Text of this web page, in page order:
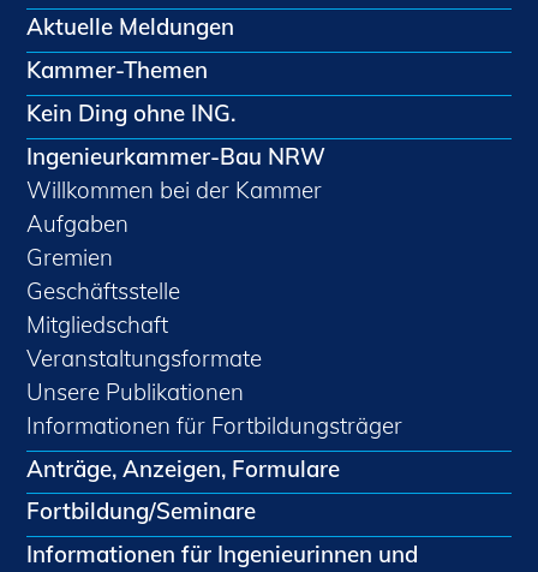
Aktuelle Meldungen
Kammer-Themen
Kein Ding ohne ING.
Ingenieurkammer-Bau NRW
Willkommen bei der Kammer
Aufgaben
Gremien
Geschäftsstelle
Mitgliedschaft
Veranstaltungsformate
Unsere Publikationen
Informationen für Fortbildungsträger
Anträge, Anzeigen, Formulare
Fortbildung/Seminare
Informationen für Ingenieurinnen und